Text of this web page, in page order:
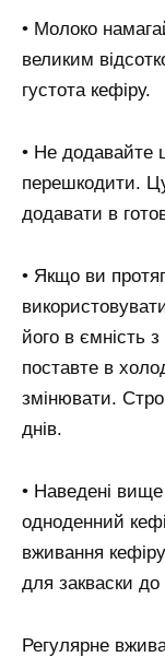
• Молоко
великим
густота кефіру.
• Не додавайте
перешкодити.
додавати в
• Якщо ви
його в ємність
поставте в
змінювати.
днів.
• Наведені
одноденний
вживання
для закваски до
Регулярне